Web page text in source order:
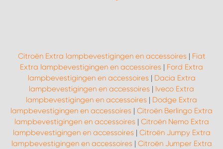
Citroën Extra lampbevestigingen en accessoires | Fiat
Extra lampbevestigingen en accessoires | Ford Extra
lampbevestigingen en accessoires | Dacia Extra
lampbevestigingen en accessoires | Iveco Extra
lampbevestigingen en accessoires | Dodge Extra
lampbevestigingen en accessoires | Citroën Berlingo Extra
lampbevestigingen en accessoires | Citroën Nemo Extra
lampbevestigingen en accessoires | Citroën Jumpy Extra
lampbevestigingen en accessoires | Citroën Jumper Extra